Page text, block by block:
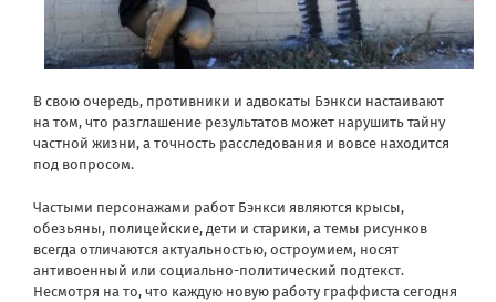
В свою очередь, противники и адвокаты Бэнкси настаивают
на том, что разглашение результатов может нарушить тайну
частной жизни, а точность расследования и вовсе находится
под вопросом.
Частыми персонажами работ Бэнкси являются крысы,
обезьяны, полицейские, дети и старики, а темы рисунков
всегда отличаются актуальностью, остроумием, носят
антивоенный или социально-политический подтекст.
Несмотря на то, что каждую новую работу граффиста сегодня